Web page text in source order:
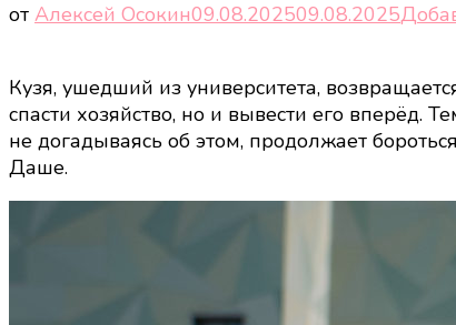
от Алексей Осокин09.08.202509.08.2025
Кузя, ушедший из университета,
спасти хозяйство, но и вывести его вперёд.
не догадываясь об этом, продолжает
Даше.